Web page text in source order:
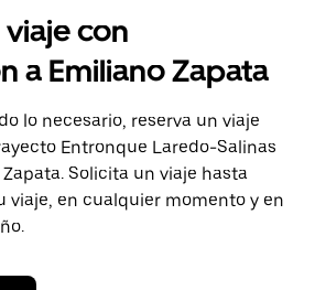
viaje con
a Emiliano Zapata
lo necesario, reserva un viaje
Entronque Laredo-Salinas
Solicita un viaje hasta
viaje, en cualquier momento y en